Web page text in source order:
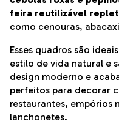
feira reutilizável
como cenouras,
Esses quadros são
estilo de vida natural e
design moderno e
perfeitos para decorar
restaurantes, empórios
lanchonetes.